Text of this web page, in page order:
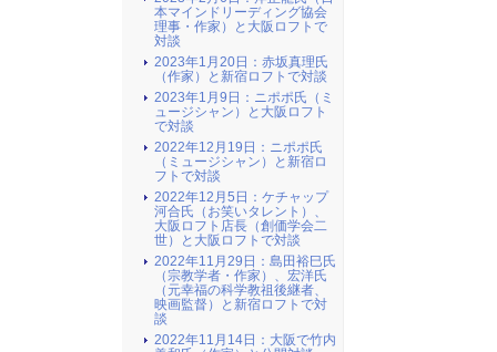
本マインドリーディング協会
理事・作家）と大阪ロフトで
対談
2023年1月20日：赤坂真理氏
（作家）と新宿ロフトで対談
2023年1月9日：ニポポ氏（ミ
ュージシャン）と大阪ロフト
で対談
2022年12月19日：ニポポ氏
（ミュージシャン）と新宿ロ
フトで対談
2022年12月5日：ケチャップ
河合氏（お笑いタレント）、
大阪ロフト店長（創価学会二
世）と大阪ロフトで対談
2022年11月29日：島田裕巳氏
（宗教学者・作家）、宏洋氏
（元幸福の科学教祖後継者、
映画監督）と新宿ロフトで対
談
2022年11月14日：大阪で竹内